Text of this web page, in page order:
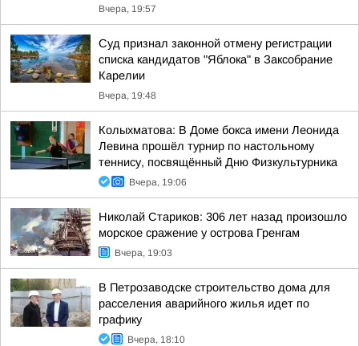
Вчера, 19:57
Суд признал законной отмену регистрации
списка кандидатов "Яблока" в Заксобрание
Карелии
Вчера, 19:48
Колыхматова: В Доме бокса имени Леонида
Левина прошёл турнир по настольному
теннису, посвящённый Дню Физкультурника
Вчера, 19:06
Николай Стариков: 306 лет назад произошло
морское сражение у острова Гренгам
Вчера, 19:03
В Петрозаводске строительство дома для
расселения аварийного жилья идет по
графику
Вчера, 18:10